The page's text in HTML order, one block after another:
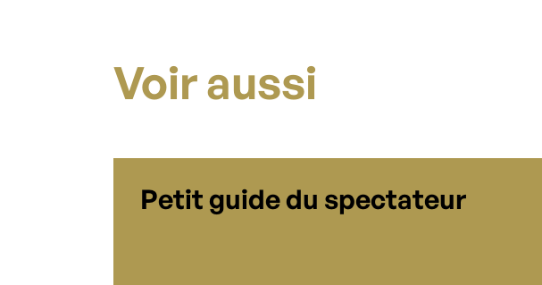
Voir aussi
Petit guide du spectateur